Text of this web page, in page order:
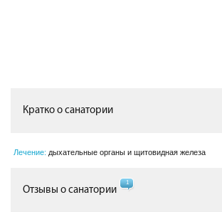
Кратко о санатории
Лечение: дыхательные органы и щитовидная железа
Отзывы о санатории
1